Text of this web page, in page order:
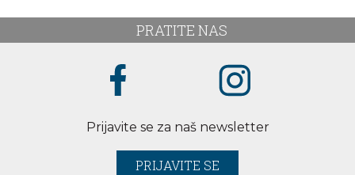
PRATITE NAS
Prijavite se za naš newsletter
PRIJAVITE SE